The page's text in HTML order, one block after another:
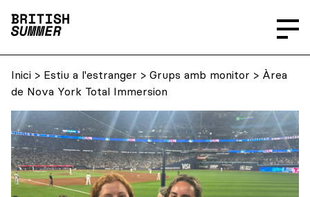
Inici > Estiu a l'estranger > Grups amb monitor > Àrea
de Nova York Total Immersion